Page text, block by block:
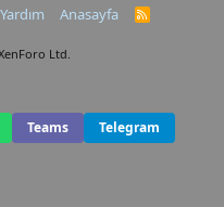
Yardım Anasayfa
R
Ltd.
Teams
Telegram